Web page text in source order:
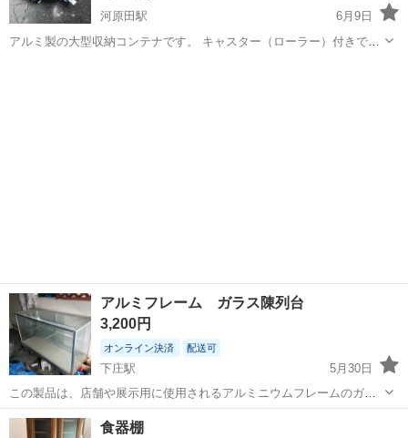
河原田駅
6月9日
アルミ製の大型収納コンテナです。 キャスター（ローラー）付きで移
アルミフレーム ガラス陳列台
3,200円
オンライン決済 配送可
下庄駅
5月30日
この製品は、店舗や展示用に使用されるアルミニウムフレームのガラ
スショーケースです。 店舗什器: 商品の陳列や趣味のコレクションの
展示に最適です。 サイズ: 一般的なサイズ 幅約1200mm、奥行き
三重 津市 下庄駅
食器棚